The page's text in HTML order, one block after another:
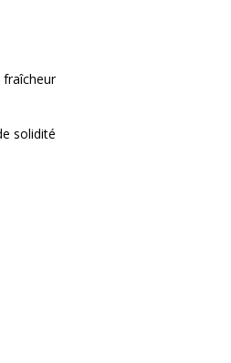
fraîcheur
solidité